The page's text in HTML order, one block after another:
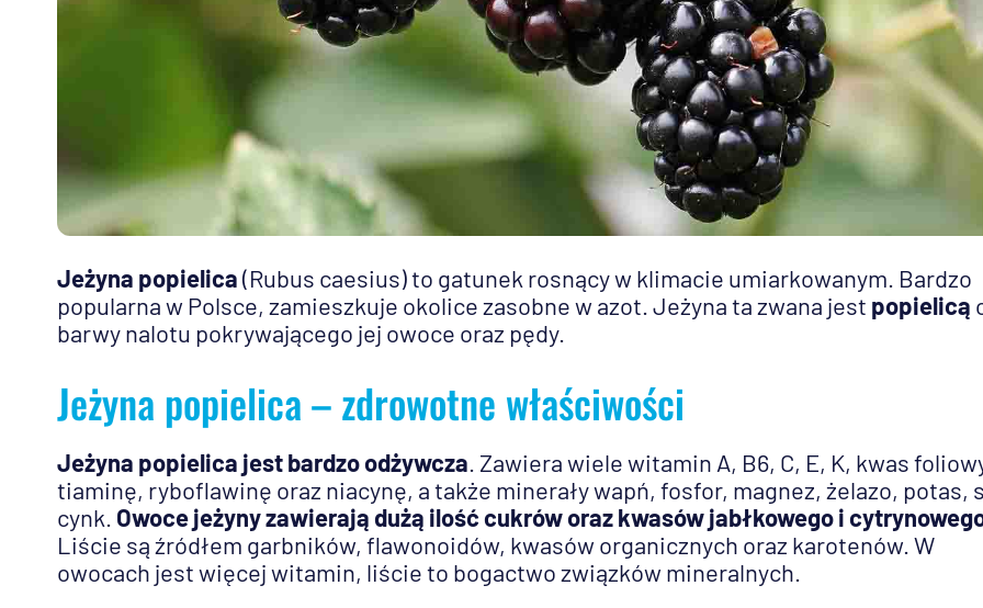
Jeżyna popielica(Rubus caesius) to gatunek rosnący w klimacie umiarkowanym. Bardzo
popularna w Polsce, zamieszkuje okolice zasobne w azot. Jeżyna ta zwana jest popielicą
barwy nalotu pokrywającego jej owoce oraz pędy.
Jeżyna popielica – zdrowotne właściwości
Jeżyna popielica jest bardzo odżywcza . Zawiera wiele witamin A, B6, C, E, K, kwas
tiaminę, ryboflawinę oraz niacynę, a także minerały wapń, fosfor, magnez, żelazo, potas,
cynk. Owoce jeżyny zawierają dużą ilość cukrów oraz kwasów jabłkowego i
Liście są źródłem garbników, flawonoidów, kwasów organicznych oraz karotenów. W
owocach jest więcej witamin, liście to bogactwo związków mineralnych.